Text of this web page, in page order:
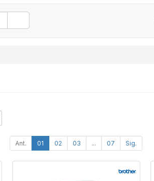
Ant. 01 02 03 ... 07 Sig.